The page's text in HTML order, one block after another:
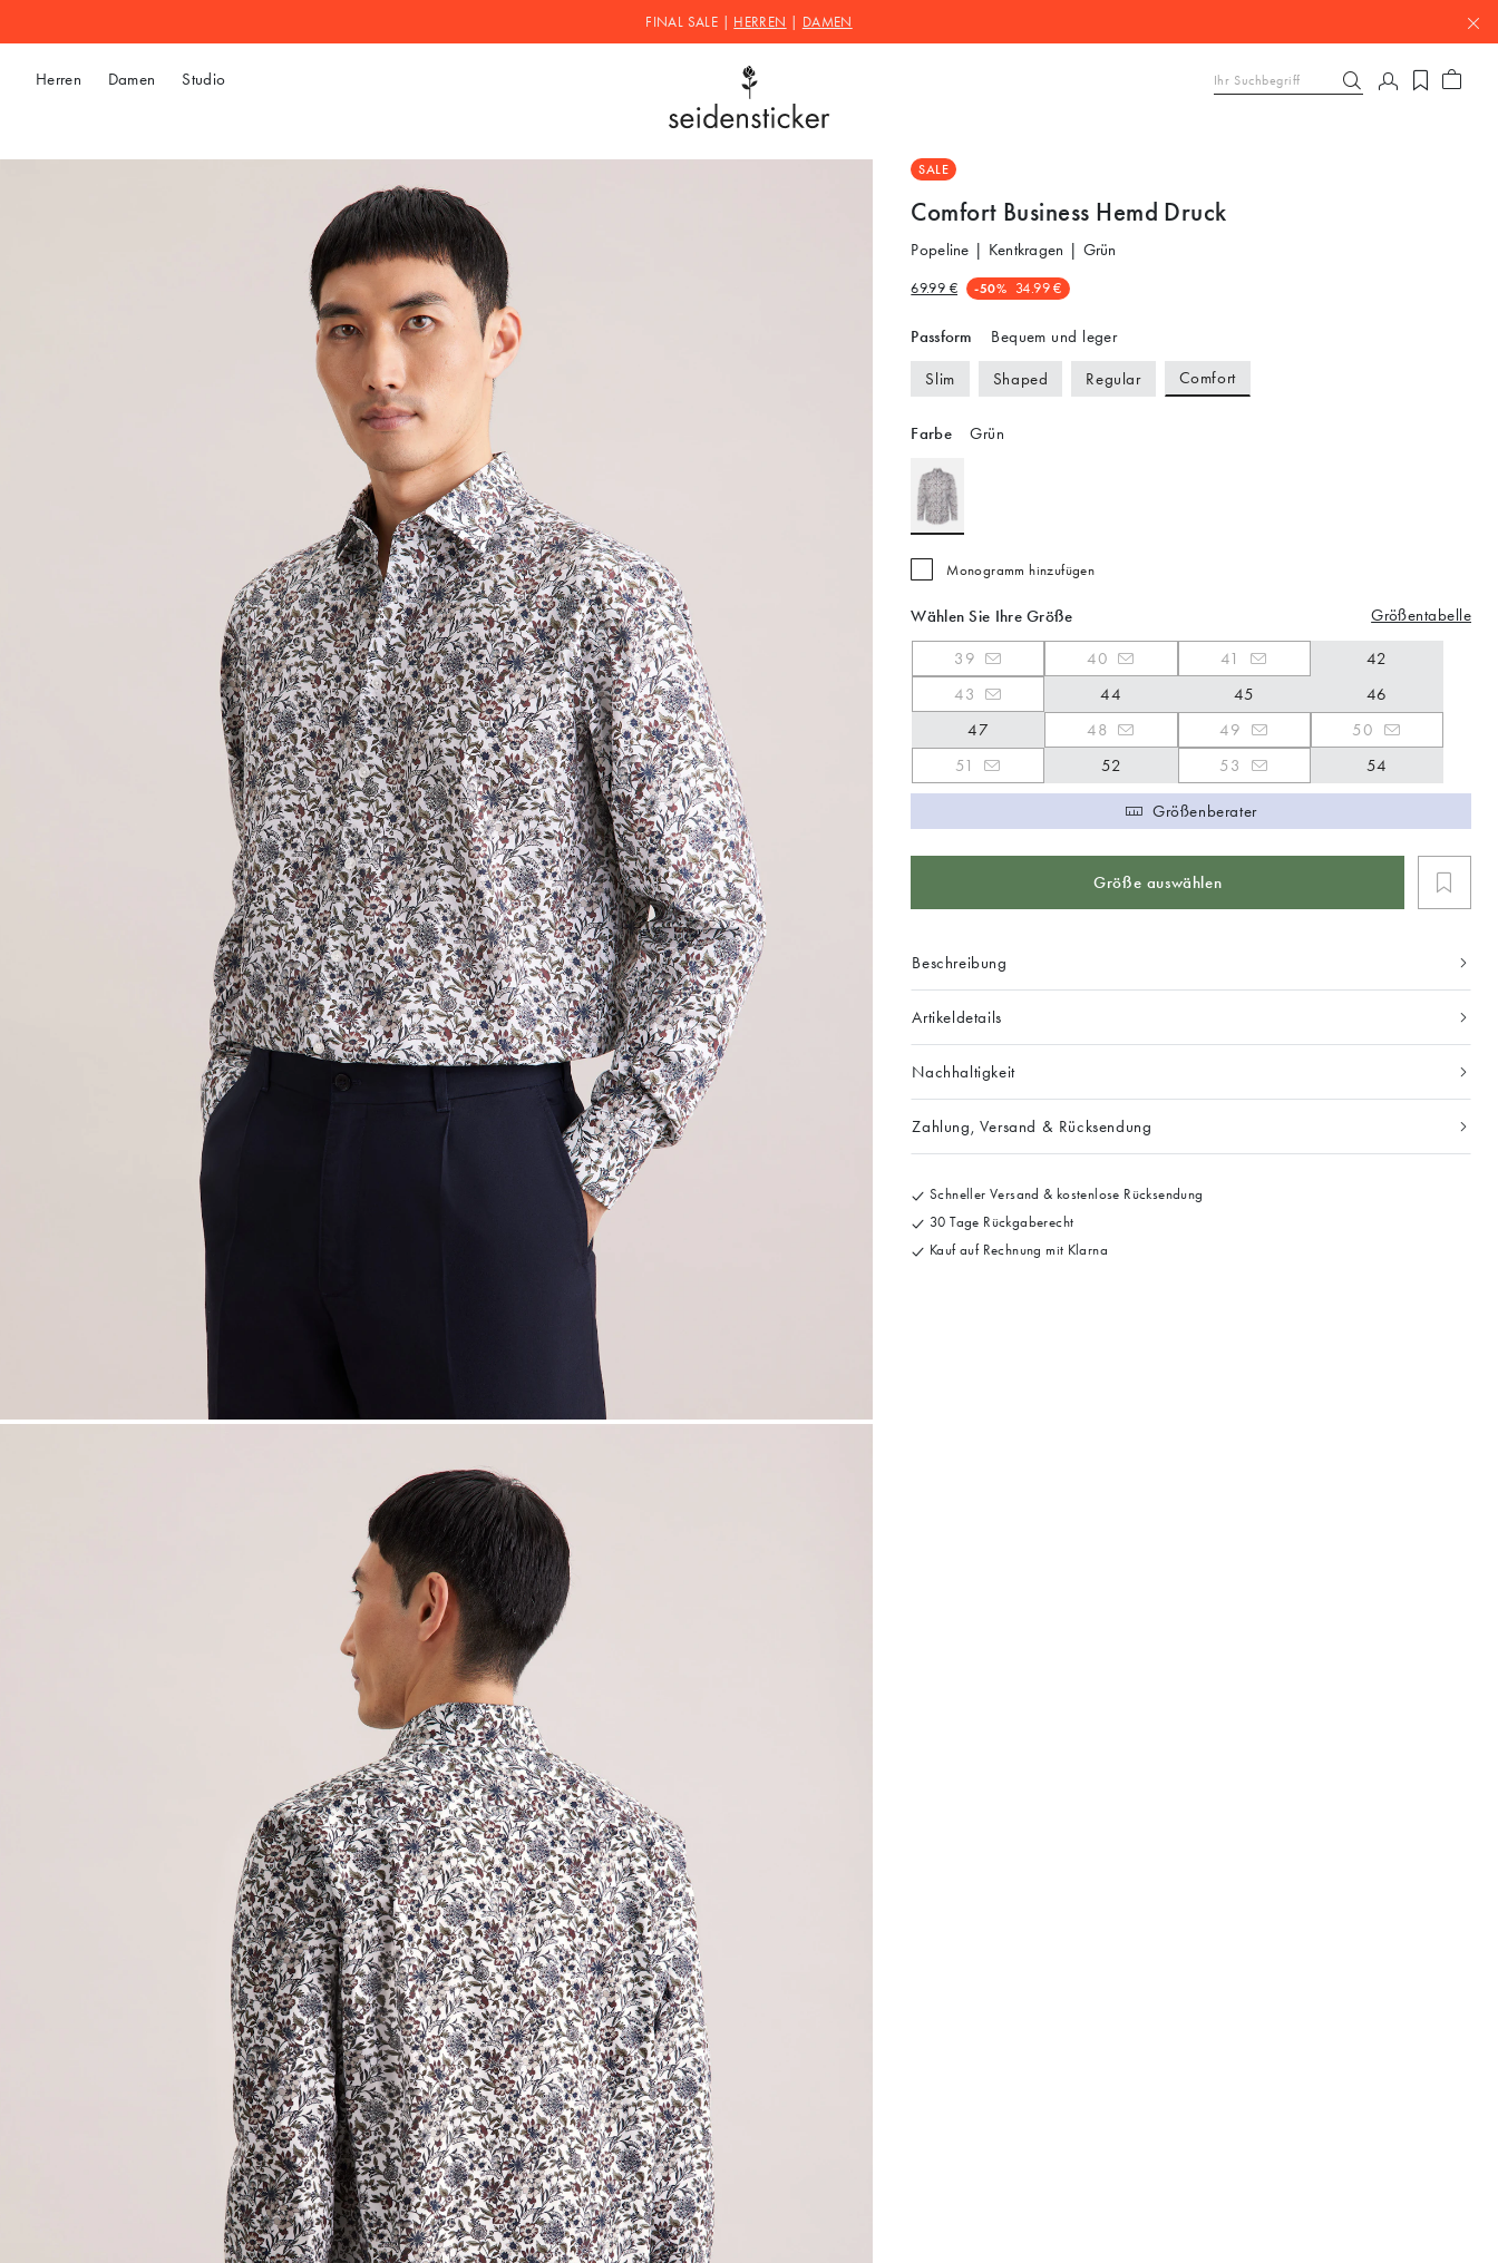
FINAL SALE | HERREN DAMEN
Herren Damen Studio
SALE
Comfort Business Hemd Druck
Popeline | Kentkragen | Grün
69.99 € -50% 34.99 €
Passform Bequem und leger
Slim Shaped Regular Comfort
Farbe Grün
Monogramm hinzufügen
Wählen Sie Ihre Größe Größentabelle
39 40 41
42
43
44 45
46
47
48 49
50
51
52 53 54
Größenberater
Größe auswählen
Beschreibung
Artikeldetails
Nachhaltigkeit
Zahlung, Versand & Rücksendung
Schneller Versand & kostenlose Rücksendung
30 Tage Rückgaberecht
Kauf auf Rechnung mit Klarna